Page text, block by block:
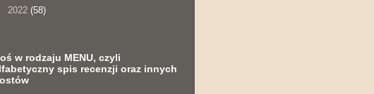
2022 (58)
w rodzaju MENU, czyli
spis recenzji oraz innych